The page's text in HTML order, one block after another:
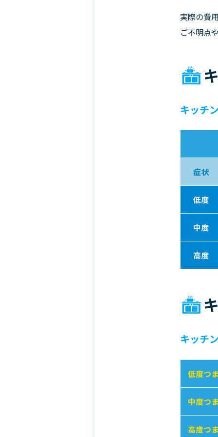
実際の費
ご不明点
キッチ
症状
低度
中度
高度
キッチ
低度つ
中度つ
高度つ